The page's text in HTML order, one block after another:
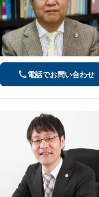
電話でお問い合わせ